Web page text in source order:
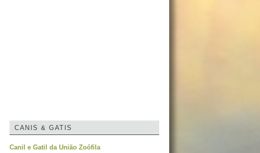
CANIS & GATIS
Canil e Gatil da União Zoófila